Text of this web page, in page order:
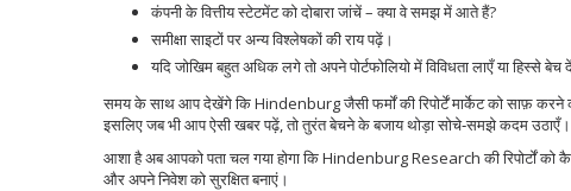
कंपनी के वित्तीय स्टेटमेंट को दोबारा जांचें – क्या वे समझ में आते हैं?
समीक्षा साइटों पर अन्य विश्लेषकों की राय पढ़ें।
यदि जोखिम बहुत अधिक लगे तो अपने पोर्टफोलियो में विविधता लाएँ या हिस्से बेच
समय के साथ आप देखेंगे कि Hindenburg जैसी फर्मों की रिपोर्टें मार्केट को साफ़ करने
इसलिए जब भी आप ऐसी खबर पढ़ें, तो तुरंत बेचने के बजाय थोड़ा सोचे‑समझे कदम उठाएँ।
आशा है अब आपको पता चल गया होगा कि Hindenburg Research की रिपोर्टों को
और अपने निवेश को सुरक्षित बनाएं।